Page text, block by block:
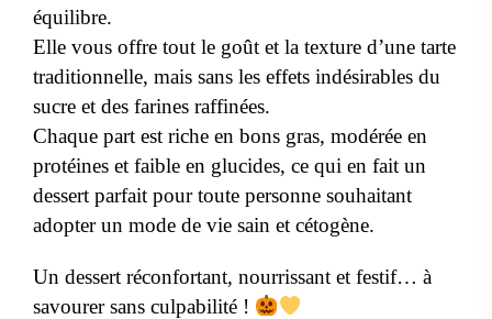
équilibre.
Elle vous offre tout le goût et la texture d’une tarte
traditionnelle, mais sans les effets indésirables du
sucre et des farines raffinées.
Chaque part est riche en bons gras, modérée en
protéines et faible en glucides, ce qui en fait un
dessert parfait pour toute personne souhaitant
adopter un mode de vie sain et cétogène.
Un dessert réconfortant, nourrissant et festif… à
savourer sans culpabilité !